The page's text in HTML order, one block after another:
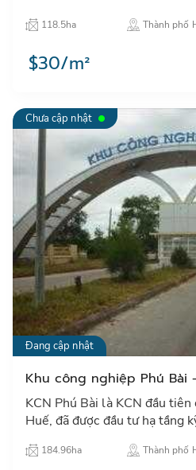
118.5ha Thành phố
$30/m²
Chưa cập nhật
Đang cập nhật
Khu công nghiệp Phú Bài
KCN Phú Bài là KCN đầu
Huế, đã được đầu tư hạ tầng
nhiều điều kiện thuận lợi về
184.96ha Thành phố